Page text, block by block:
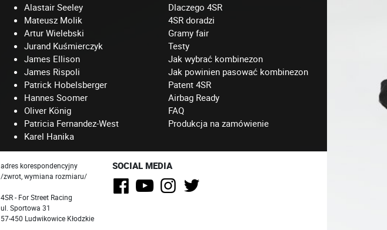
Alastair Seeley
Mateusz Molik
Artur Wielebski
Jurand Kuśmierczyk
James Ellison
James Rispoli
Patrick Hobelsberger
Hannes Soomer
Oliver König
Patricia Fernandez-West
Karel Hanika
Dlaczego 4SR
4SR doradzi
Gramy fair
Testy
Jak wybrać kombinezon
Jak powinien pasować kombinezon
Patent 4SR
Airbag Ready
FAQ
Produkcja na zamówienie
adres korespondencyjny
/zwrot, wymiana rozmiaru/
4SR - For Street Racing
ul. Sportowa 31
57-450 Ludwikowice Kłodzkie
SOCIAL MEDIA